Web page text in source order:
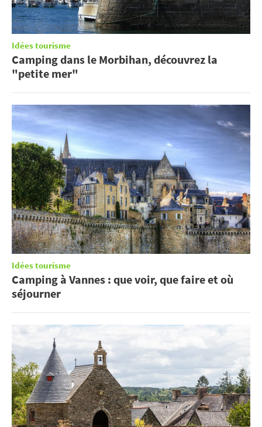
Idées tourisme
Camping dans le Morbihan, découvrez la
"petite mer"
Idées tourisme
Camping à Vannes : que voir, que faire et où
séjourner